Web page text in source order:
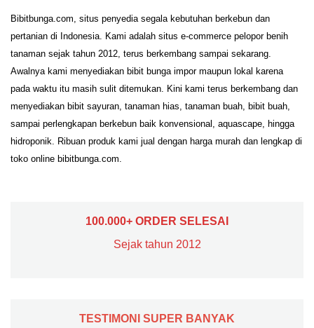
Bibitbunga.com, situs penyedia segala kebutuhan berkebun dan
pertanian di Indonesia. Kami adalah situs e-commerce pelopor benih
tanaman sejak tahun 2012, terus berkembang sampai sekarang.
Awalnya kami menyediakan bibit bunga impor maupun lokal karena
pada waktu itu masih sulit ditemukan. Kini kami terus berkembang dan
menyediakan bibit sayuran, tanaman hias, tanaman buah, bibit buah,
sampai perlengkapan berkebun baik konvensional, aquascape, hingga
hidroponik. Ribuan produk kami jual dengan harga murah dan lengkap di
toko online bibitbunga.com.
100.000+ ORDER SELESAI
Sejak tahun 2012
TESTIMONI SUPER BANYAK